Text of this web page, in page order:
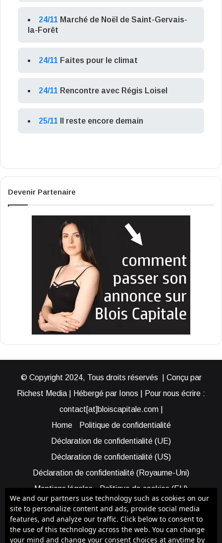
24/11 Marché de Noël de Saint-Gervais-
la-Forêt
24/11 Faites pour le climat
24/11 Rencontre avec Régis Loisel
25/11 Il reste encore demain
Devenir Partenaire
© Copyright 2024, Tous droits réservés | Conçu par
Richest Media | Hébergé par Ionos | Pour nous écrire :
contact[at]bloiscapitale.com |
Home
Politique de confidentialité
Déclaration de confidentialité (UE)
Déclaration de confidentialité (US)
Déclaration de confidentialité (Royaume-Uni)
Mentions légales
Politique de cookies (EU)
Cookie Policy (AUS)
Cookie Policy (US)
Qui sommes-nous ?
Participer à Blois Capitale
Bénéficier d’une assistance
We and our partners use technology such as cookies on our
site to personalize content and ads, provide social media
features, and analyze our traffic. Click below to consent to
the use of this technology across the web. You can change
your mind and change your consent choices at anytime by